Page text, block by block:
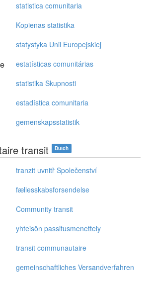
statistica comunitaria
Kopienas statistika
statystyka Unii Europejskiej
estatísticas comunitárias
statistika Skupnosti
estadística comunitaria
gemenskapsstatistik
transit Dutch
tranzit uvnitř Společenství
fællesskabsforsendelse
Community transit
yhteisön passitusmenettely
transit communautaire
gemeinschaftliches Versandverfahren